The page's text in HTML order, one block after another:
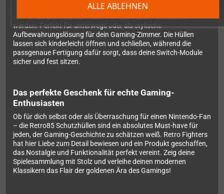
ALLE ABLEHNEN
Sets. Hier finden alle acht Hüllen übersichtlich ihren Platz und
können bequem transportiert oder platzsparend verstaut
werden. Perfekt für unterwegs oder als stylische
Aufbewahrungslösung für dein Gaming-Zimmer. Die Hüllen
lassen sich kinderleicht öffnen und schließen, während die
passgenaue Fertigung dafür sorgt, dass deine Switch-Module
sicher und fest sitzen.
Das perfekte Geschenk für echte Gaming-
Enthusiasten
Ob für dich selbst oder als Überraschung für einen Nintendo-Fan
– die Retro85 Schutzhüllen sind ein absolutes Must-have für
jeden, der Gaming-Geschichte zu schätzen weiß. Retro Fighters
hat hier Liebe zum Detail bewiesen und ein Produkt geschaffen,
das Nostalgie und Funktionalität perfekt vereint. Zeig deine
Spielesammlung mit Stolz und verleihe deinen modernen
Klassikern das Flair der goldenen Ära des Gamings!